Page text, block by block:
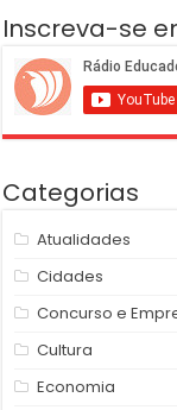
Inscreva-se
Categorias
Atualidades
Cidades
Concurso e
Cultura
Economia